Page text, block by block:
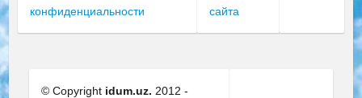
конфиденциальности
сайта
© Copyright idum.uz. 2012 -